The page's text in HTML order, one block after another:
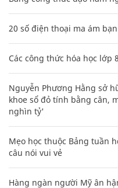
20 số điện thoại ma ám
Các công thức hóa học lớp
Nguyễn Phương Hằng sở
khoe sổ đỏ tính bằng cân,
nghìn tỷ'
Mẹo học thuộc Bảng tuần
câu nói vui vẻ
Hàng ngàn người Mỹ ân